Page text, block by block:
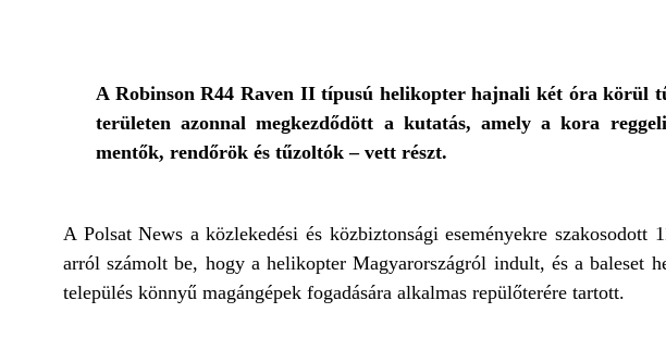
A Robinson R44 Raven II típusú helikopter hajnali két óra körül
területen azonnal megkezdődött a kutatás, amely a kora
mentők, rendőrök és tűzoltók – vett részt.
A Polsat News a közlekedési és közbiztonsági eseményekre
arról számolt be, hogy a helikopter Magyarországról indult, és a baleset
település könnyű magángépek fogadására alkalmas repülőterére tartott.